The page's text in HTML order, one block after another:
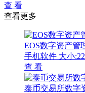
查 看
查看更多
EOS数字资产管
手机软件 大小
查 看
泰币交易所数字